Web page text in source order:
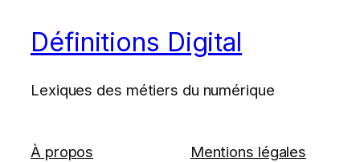
Définitions Digital
Lexiques des métiers du numérique
À propos
Mentions légales